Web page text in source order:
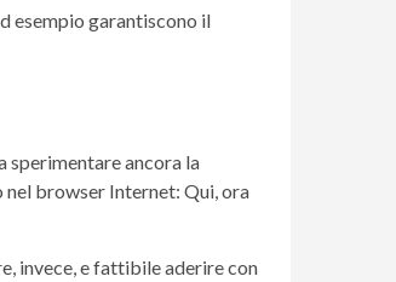
esempio garantiscono il
sperimentare ancora la
browser Internet: Qui, ora
invece, e fattibile aderire con